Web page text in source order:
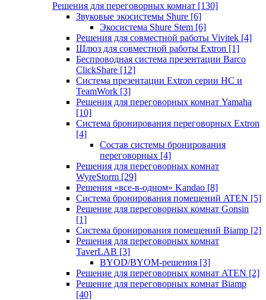
Решения для переговорных комнат [130]
Звуковые экосистемы Shure [6]
Экосистема Shure Stem [6]
Решения для совместной работы Vivitek [4]
Шлюз для совместной работы Extron [1]
Беспроводная система презентации Barco
ClickShare [12]
Система презентации Extron серии HC и
TeamWork [3]
Решения для переговорных комнат Yamaha
[10]
Система бронирования переговорных Extron
[4]
Состав системы бронирования
переговорных [4]
Решения для переговорных комнат
WyreStorm [29]
Решения «все-в-одном» Kandao [8]
Система бронирования помещений ATEN [5]
Решение для переговорных комнат Gonsin
[1]
Система бронирования помещений Biamp [2]
Решения для переговорных комнат
TaverLAB [3]
BYOD/BYOM-решения [3]
Решение для переговорных комнат ATEN [2]
Решение для переговорных комнат Biamp
[40]